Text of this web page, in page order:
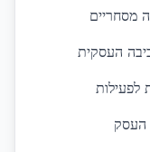
מסחריים
העסקית
לפעילות
העסק